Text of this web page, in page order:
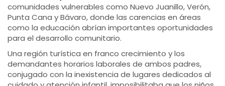
comunidades vulnerables como Nuevo Juanillo, Verón,
Punta Cana y Bávaro, donde las carencias en áreas
como la educación abrían importantes oportunidades
para el desarrollo comunitario.
Una región turística en franco crecimiento y los
demandantes horarios laborales de ambos padres,
conjugado con la inexistencia de lugares dedicados al